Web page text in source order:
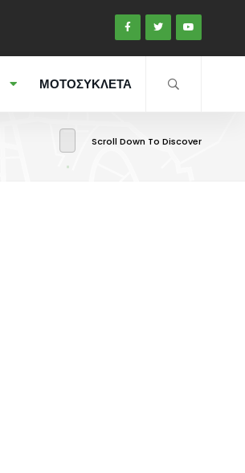
ΜΟΤΟΣΥΚΛΕΤΑ
Scroll Down To Discover